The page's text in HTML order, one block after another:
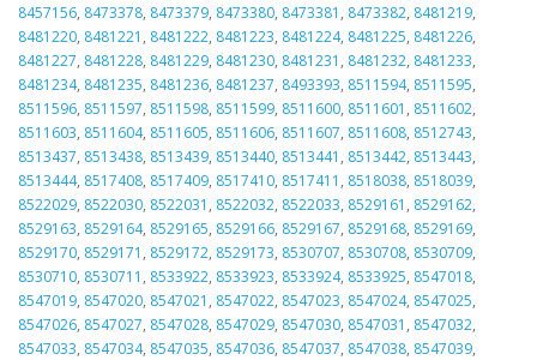
8457156, 8473378, 8473379, 8473380, 8473381 , 8473382, 8481219,
8481220, 8481221 , 8481222, 8481223, 8481224, 8481225, 8481226,
8481227, 8481228, 8481229, 8481230, 8481231 , 8481232, 8481233,
8481234, 8481235, 8481236, 8481237, 8493393, 8511594, 8511595,
8511596, 8511597, 8511598, 8511599, 8511600, 8511601 , 8511602,
8511603, 8511604, 8511605, 8511606, 8511607, 8511608, 8512743,
8513437, 8513438, 8513439, 8513440, 8513441 , 8513442, 8513443,
8513444, 8517408, 8517409, 8517410, 8517411 , 8518038, 8518039,
8522029, 8522030, 8522031 , 8522032, 8522033, 8529161 , 8529162,
8529163, 8529164, 8529165, 8529166, 8529167, 8529168, 8529169,
8529170, 8529171 , 8529172, 8529173, 8530707, 8530708, 8530709,
8530710, 8530711 , 8533922, 8533923, 8533924, 8533925, 8547018,
8547019, 8547020, 8547021 , 8547022, 8547023, 8547024, 8547025,
8547026, 8547027, 8547028, 8547029, 8547030, 8547031 , 8547032,
8547033, 8547034, 8547035, 8547036, 8547037, 8547038, 8547039,